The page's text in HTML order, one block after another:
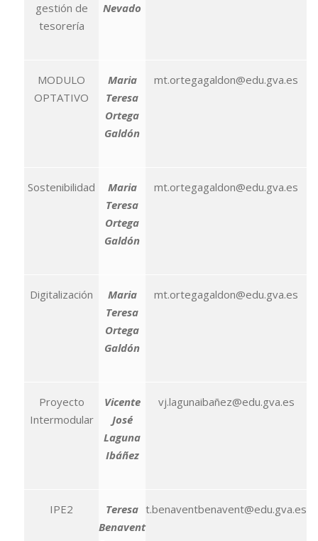
gestión de
tesorería
Nevado
MODULO
OPTATIVO
Maria
Teresa
Ortega
Galdón
mt.ortegagaldon@edu.gva.es
Sostenibilidad
Maria
Teresa
Ortega
Galdón
mt.ortegagaldon@edu.gva.es
Digitalización
Maria
Teresa
Ortega
Galdón
mt.ortegagaldon@edu.gva.es
Proyecto
Intermodular
Vicente
José
Laguna
Ibáñez
vj.lagunaibañez@edu.gva.es
IPE2
Teresa
Benavent
t.benaventbenavent@edu.gva.es